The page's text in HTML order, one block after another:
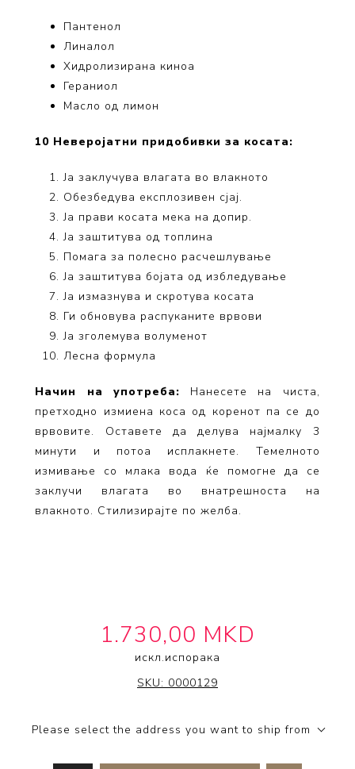
Пантенол
Линалол
Хидролизирана киноа
Гераниол
Масло од лимон
10 Неверојатни придобивки за косата:
Ја заклучува влагата во влакното
Обезбедува експлозивен сјај.
Ја прави косата мека на допир.
Ја заштитува од топлина
Помага за полесно расчешлување
Ја заштитува бојата од избледување
Ја измазнува и скротува косата
Ги обновува распуканите врвови
Ја зголемува волуменот
Лесна формула
Начин на употреба: Нанесете на чиста,
претходно измиена коса од коренот па се до
врвовите. Оставете да делува најмалку 3
минути и потоа исплакнете. Темелното
измивање со млака вода ќе помогне да се
заклучи влагата во внатрешноста на
влакното. Стилизирајте по желба.
1.730,00 MKD
искл.испорака
IT'S A 10 HAIRCARE
SKU: 0000129
Please select the address you want to ship from